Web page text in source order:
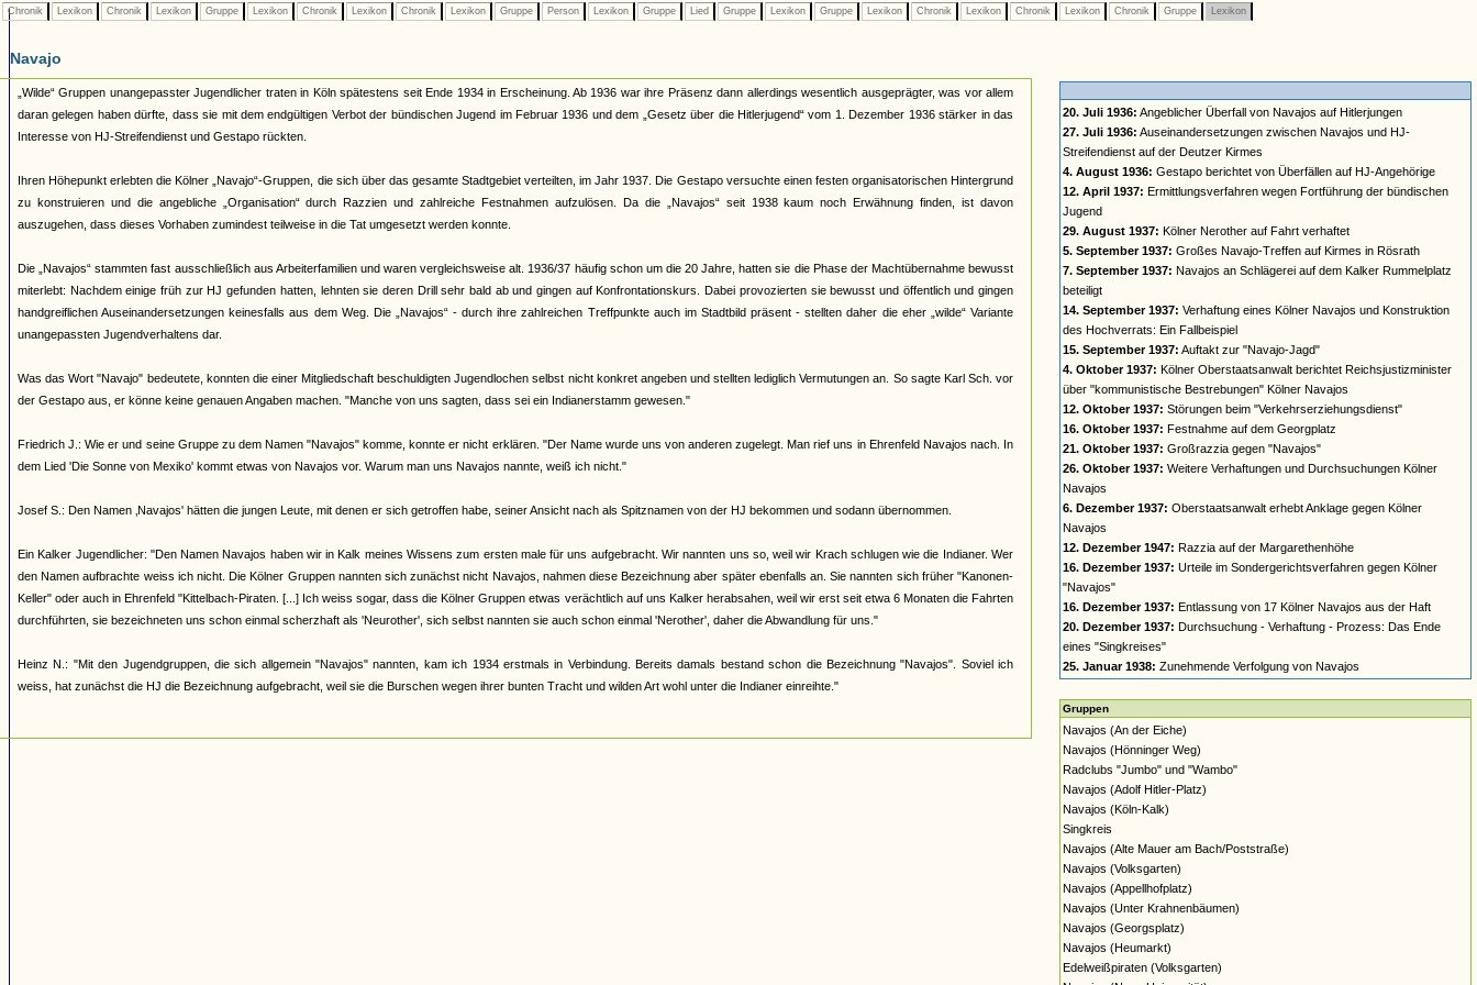
Chronik Lexikon Chronik Lexikon Gruppe Lexikon Chronik Lexikon Chronik Lexikon Gruppe Person Lexikon Gruppe Lied Gruppe Lexikon Gruppe Lexikon Chronik Lexikon Chronik Lexikon Chronik Gruppe Lexikon
Navajo
„Wilde“ Gruppen unangepasster Jugendlicher traten in Köln spätestens seit Ende 1934 in Erscheinung. Ab 1936 war ihre Präsenz dann allerdings wesentlich ausgeprägter, was vor allem
daran gelegen haben dürfte, dass sie mit dem endgültigen Verbot der bündischen Jugend im Februar 1936 und dem „Gesetz über die Hitlerjugend“ vom 1. Dezember 1936 stärker in das
Interesse von HJ-Streifendienst und Gestapo rückten.
Ihren Höhepunkt erlebten die Kölner „Navajo“-Gruppen, die sich über das gesamte Stadtgebiet verteilten, im Jahr 1937. Die Gestapo versuchte einen festen organisatorischen Hintergrund
zu konstruieren und die angebliche „Organisation“ durch Razzien und zahlreiche Festnahmen aufzulösen. Da die „Navajos“ seit 1938 kaum noch Erwähnung finden, ist davon
auszugehen, dass dieses Vorhaben zumindest teilweise in die Tat umgesetzt werden konnte.
Die „Navajos“ stammten fast ausschließlich aus Arbeiterfamilien und waren vergleichsweise alt. 1936/37 häufig schon um die 20 Jahre, hatten sie die Phase der Machtübernahme bewusst
miterlebt: Nachdem einige früh zur HJ gefunden hatten, lehnten sie deren Drill sehr bald ab und gingen auf Konfrontationskurs. Dabei provozierten sie bewusst und öffentlich und gingen
handgreiflichen Auseinandersetzungen keinesfalls aus dem Weg. Die „Navajos“ - durch ihre zahlreichen Treffpunkte auch im Stadtbild präsent - stellten daher die eher „wilde“ Variante
unangepassten Jugendverhaltens dar.
Was das Wort "Navajo" bedeutete, konnten die einer Mitgliedschaft beschuldigten Jugendlochen selbst nicht konkret angeben und stellten lediglich Vermutungen an. So sagte Karl Sch. vor
der Gestapo aus, er könne keine genauen Angaben machen. "Manche von uns sagten, dass sei ein Indianerstamm gewesen."
Friedrich J.: Wie er und seine Gruppe zu dem Namen "Navajos" komme, konnte er nicht erklären. "Der Name wurde uns von anderen zugelegt. Man rief uns in Ehrenfeld Navajos nach. In
dem Lied 'Die Sonne von Mexiko' kommt etwas von Navajos vor. Warum man uns Navajos nannte, weiß ich nicht."
Josef S.: Den Namen ‚Navajos' hätten die jungen Leute, mit denen er sich getroffen habe, seiner Ansicht nach als Spitznamen von der HJ bekommen und sodann übernommen.
Ein Kalker Jugendlicher: "Den Namen Navajos haben wir in Kalk meines Wissens zum ersten male für uns aufgebracht. Wir nannten uns so, weil wir Krach schlugen wie die Indianer. Wer
den Namen aufbrachte weiss ich nicht. Die Kölner Gruppen nannten sich zunächst nicht Navajos, nahmen diese Bezeichnung aber später ebenfalls an. Sie nannten sich früher "Kanonen-
Keller" oder auch in Ehrenfeld "Kittelbach-Piraten. [...] Ich weiss sogar, dass die Kölner Gruppen etwas verächtlich auf uns Kalker herabsahen, weil wir erst seit etwa 6 Monaten die Fahrten
durchführten, sie bezeichneten uns schon einmal scherzhaft als 'Neurother', sich selbst nannten sie auch schon einmal 'Nerother', daher die Abwandlung für uns."
Heinz N.: "Mit den Jugendgruppen, die sich allgemein "Navajos" nannten, kam ich 1934 erstmals in Verbindung. Bereits damals bestand schon die Bezeichnung "Navajos". Soviel ich
weiss, hat zunächst die HJ die Bezeichnung aufgebracht, weil sie die Burschen wegen ihrer bunten Tracht und wilden Art wohl unter die Indianer einreihte."
20. Juli 1936: Angeblicher Überfall von Navajos auf Hitlerjungen
27. Juli 1936: Auseinandersetzungen zwischen Navajos und HJ-
Streifendienst auf der Deutzer Kirmes
4. August 1936: Gestapo berichtet von Überfällen auf HJ-Angehörige
12. April 1937: Ermittlungsverfahren wegen Fortführung der bündischen
Jugend
29. August 1937: Kölner Nerother auf Fahrt verhaftet
5. September 1937: Großes Navajo-Treffen auf Kirmes in Rösrath
7. September 1937: Navajos an Schlägerei auf dem Kalker Rummelplatz
beteiligt
14. September 1937: Verhaftung eines Kölner Navajos und Konstruktion
des Hochverrats: Ein Fallbeispiel
15. September 1937: Auftakt zur "Navajo-Jagd"
4. Oktober 1937: Kölner Oberstaatsanwalt berichtet Reichsjustizminister
über "kommunistische Bestrebungen" Kölner Navajos
12. Oktober 1937: Störungen beim "Verkehrserziehungsdienst"
16. Oktober 1937: Festnahme auf dem Georgplatz
21. Oktober 1937: Großrazzia gegen "Navajos"
26. Oktober 1937: Weitere Verhaftungen und Durchsuchungen Kölner
Navajos
6. Dezember 1937: Oberstaatsanwalt erhebt Anklage gegen Kölner
Navajos
12. Dezember 1947: Razzia auf der Margarethenhöhe
16. Dezember 1937: Urteile im Sondergerichtsverfahren gegen Kölner
"Navajos"
16. Dezember 1937: Entlassung von 17 Kölner Navajos aus der Haft
20. Dezember 1937: Durchsuchung - Verhaftung - Prozess: Das Ende
eines "Singkreises"
25. Januar 1938: Zunehmende Verfolgung von Navajos
Gruppen
Navajos (An der Eiche)
Navajos (Hönninger Weg)
Radclubs "Jumbo" und "Wambo"
Navajos (Adolf Hitler-Platz)
Navajos (Köln-Kalk)
Singkreis
Navajos (Alte Mauer am Bach/Poststraße)
Navajos (Volksgarten)
Navajos (Appellhofplatz)
Navajos (Unter Krahnenbäumen)
Navajos (Georgsplatz)
Navajos (Heumarkt)
Edelweißpiraten (Volksgarten)